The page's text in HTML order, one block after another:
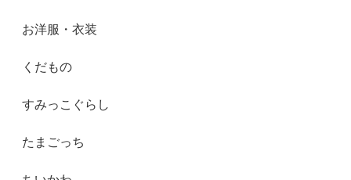
お洋服・衣装
くだもの
すみっこぐらし
たまごっち